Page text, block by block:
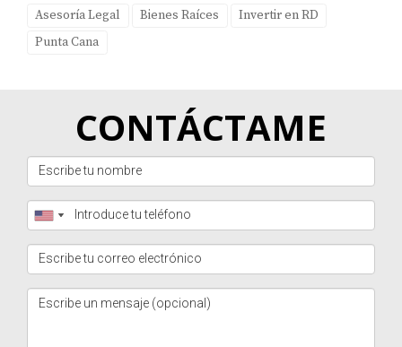
Asesoría Legal Bienes Raíces
Invertir en RD
Punta Cana
CONTÁCTAME